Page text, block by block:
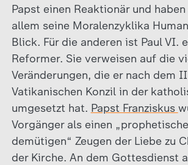
Papst einen Reaktionär und
allem seine Moralenzyklika
Blick. Für die anderen ist Paul VI.
Reformer. Sie verweisen auf die
Veränderungen, die er nach dem
Vatikanischen Konzil in der
umgesetzt hat. Papst Franziskus
Vorgänger als einen
demütigen“ Zeugen der Liebe zu
der Kirche. An dem Gottesdienst